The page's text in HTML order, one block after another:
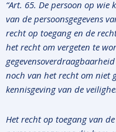
“Art. 65. De persoon op wie
van de persoonsgegevens
recht op toegang en de
het recht om vergeten te
noch van het recht om niet
kennisgeving van de
Het recht op toegang van